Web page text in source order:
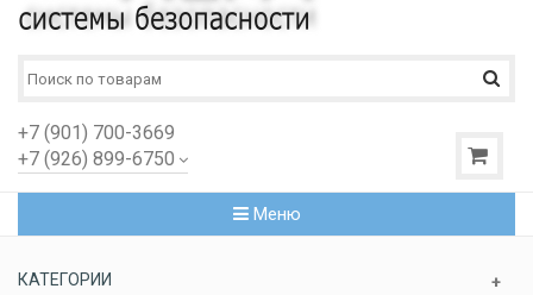
+7 (901) 700-3669
+7 (926) 899-6750
Меню
КАТЕГОРИИ